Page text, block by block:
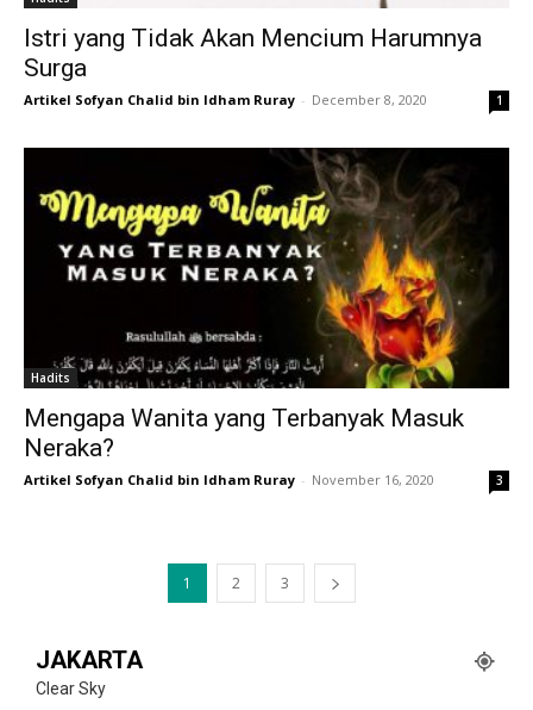
Istri yang Tidak Akan Mencium Harumnya
Surga
Artikel Sofyan Chalid bin Idham Ruray - December 8, 2020 1
Hadits
Mengapa Wanita yang Terbanyak Masuk
Neraka?
Artikel Sofyan Chalid bin Idham Ruray - November 16, 2020 3
1 2 3
JAKARTA
Clear Sky